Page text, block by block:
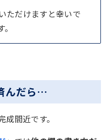
ただけますと幸いで
んだら…
間近です。